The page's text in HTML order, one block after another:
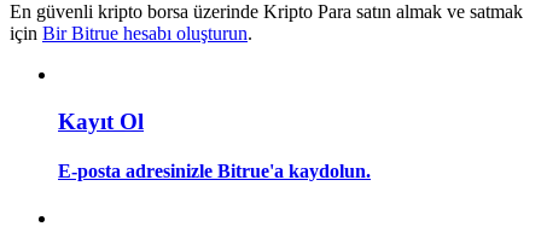
Rehber
Vadeli İşlemler Başlangıç Kılavuzu
En güvenli kripto borsa üzerinde Kripto Para satın almak ve satmak
için Bir Bitrue hesabı oluşturun.
Kayıt Ol
E-posta adresinizle Bitrue'a kaydolun.